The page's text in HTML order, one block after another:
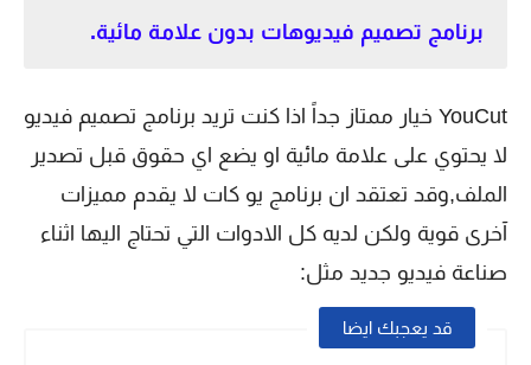
برنامج تصميم فيديوهات بدون علامة مائية.
YouCut خيار ممتاز جداً اذا كنت تريد برنامج تصميم فيديو
لا يحتوي على علامة مائية او يضع اي حقوق قبل تصدير
الملف,وقد تعتقد ان برنامج يو كات لا يقدم مميزات
آخرى قوية ولكن لديه كل الادوات التي تحتاج اليها اثناء
صناعة فيديو جديد مثل:
قد يعجبك ايضا